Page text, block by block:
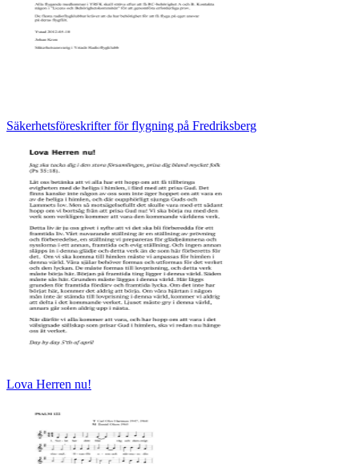
Säkerhetsföreskrifter för flygning på Fredriksberg
Lova Herren nu!